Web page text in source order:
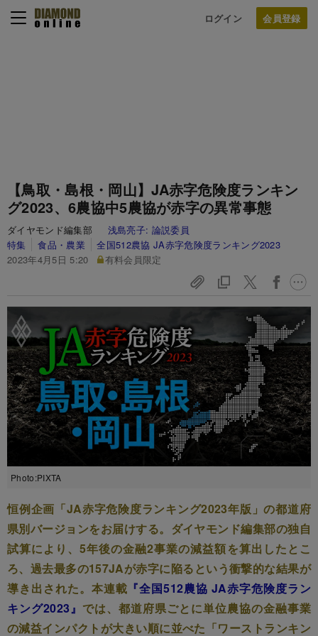
ログイン
【鳥取・島根・岡山】JA赤字危険度ランキン
グ2023、6農協中5農協が赤字の異常事態
ダイヤモンド編集部 浅島亮子: 論説委員
特集
食品・農業
全国512農協 JA赤字危険度ランキング2023
2023年4月5日 5:20
有料会員限定
Photo:PIXTA
恒例企画「JA赤字危険度ランキング2023年版」の都道府
県別バージョンをお届けする。ダイヤモンド編集部の独自
試算により、5年後の金融2事業の減益額を算出したとこ
ろ、過去最多の157JAが赤字に陥るという衝撃的な結果が
導き出された。本連載 『全国512農協 JA赤字危険度ラン
キング2023』 では、都道府県ごとに単位農協の金融事業
の減益インパクトが大きい順に並べた「ワーストランキン